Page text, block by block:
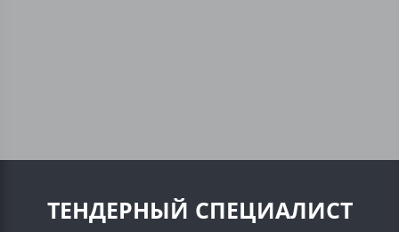
ТЕНДЕРНЫЙ СПЕЦИАЛИСТ